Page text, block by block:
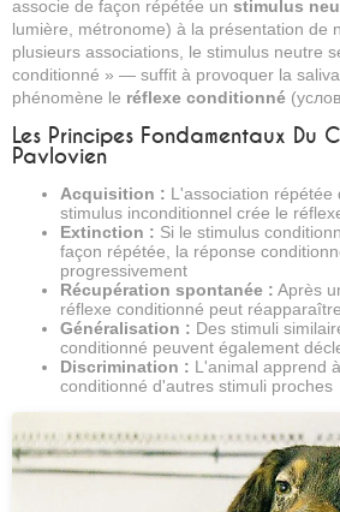
associe de façon répétée un stimulus
lumière, métronome) à la présentation de
plusieurs associations, le stimulus neutre
conditionné » — suffit à provoquer la
phénomène le réflexe conditionné
Les Principes Fondamentaux Du
Pavlovien
Acquisition : L'association répétée
stimulus inconditionnel crée le
Extinction : Si le stimulus
façon répétée, la réponse
progressivement
Récupération spontanée : Après
réflexe conditionné peut
Généralisation : Des stimuli
conditionné peuvent également
Discrimination : L'animal apprend
conditionné d'autres stimuli proches